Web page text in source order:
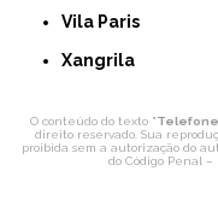
Vila Paris
Xangrila
O conteúdo do texto "Telefone
direito reservado. Sua
proibida sem a autorização do
do Código Penal –